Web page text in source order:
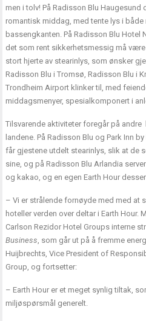
men i tolv! På Radisson Blu
romantisk middag, med tente lys i både
bassengkanten. På Radisson Blu
det som rent sikkerhetsmessig må
stort hjerte av stearinlys, som ønsker
Radisson Blu i Tromsø, Radisson Blu i
Trondheim Airport klinker til, med
middagsmenyer, spesialkomponert i
Tilsvarende aktiviteter foregår på
landene. På Radisson Blu og Park Inn
får gjestene utdelt stearinlys, slik at de
sine, og på Radisson Blu Arlandia
og kakao, og en egen Earth Hour
– Vi er strålende fornøyde med med at
hoteller verden over deltar i Earth Hour.
Carlson Rezidor Hotel Groups interne
Business, som går ut på å fremme
Huijbrechts, Vice President of
Group, og fortsetter:
– Earth Hour er et meget synlig tiltak,
miljøspørsmål generelt.